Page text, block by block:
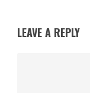
LEAVE A REPLY